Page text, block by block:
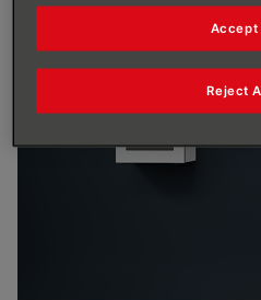
Reject
Accept